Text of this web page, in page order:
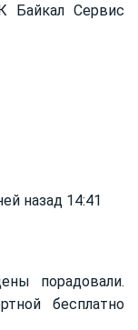
Байкал Сервис
назад 14:41
порадовали.
бесплатно